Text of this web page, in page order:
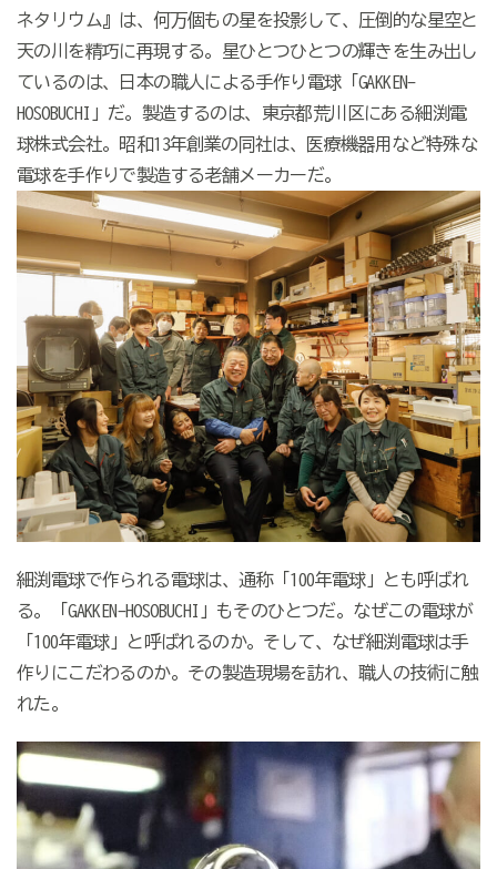
ネタリウム』は、何万個もの星を投影して、圧倒的な星空と
天の川を精巧に再現する。星ひとつひとつの輝きを生み出し
ているのは、日本の職人による手作り電球「GAKKEN-
HOSOBUCHI 」だ。製造するのは、東京都荒川区にある細渕電
球株式会社。昭和13年創業の同社は、医療機器用など特殊な
電球を手作りで製造する老舗メーカーだ。
細渕電球で作られる電球は、通称「 100年電球」とも呼ばれ
る。「GAKKEN-HOSOBUCHI 」もそのひとつだ。なぜこの電球が
「 100年電球」と呼ばれるのか。そして、なぜ細渕電球は手
作りにこだわるのか。その製造現場を訪れ、職人の技術に触
れた。